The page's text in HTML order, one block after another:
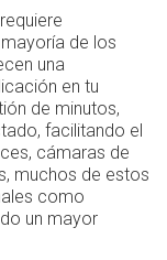
de los
una
en tu
de minutos,
facilitando el
cámaras de
muchos de estos
como
un mayor